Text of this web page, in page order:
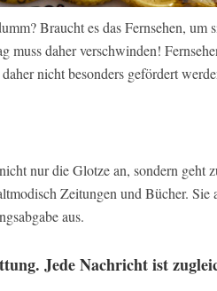
Braucht es das Fernsehen, um
daher verschwinden!
nicht besonders gefördert
nur die Glotze an, sondern geht
Zeitungen und Bücher. Sie
aus.
Jede Nachricht ist